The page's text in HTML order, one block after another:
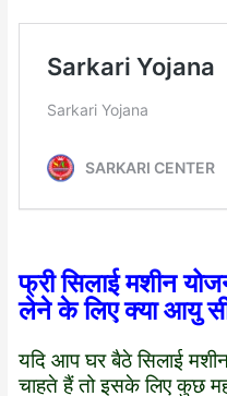
फ्री सिलाई मशीन
लेने के लिए क्या आयु
यदि आप घर बैठे सिलाई
चाहते हैं तो इसके लिए कुछ